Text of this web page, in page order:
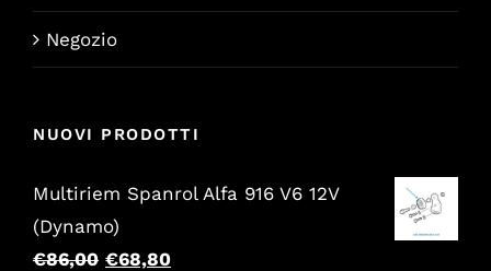
Negozio
NUOVI PRODOTTI
Multiriem Spanrol Alfa 916 V6 12V
(Dynamo)
€86,00 Il
€68,80Il